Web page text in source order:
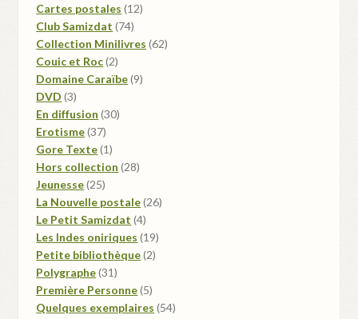
produit
Cartes postales 1212
Club Samizdat 7474
produits
Collection Minilivres 6262
Couic et Roc 22
produits
Domaine Caraïbe 99
DVD 33
produits
En diffusion 3030
Erotisme 3737
produits
Gore Texte 11
produit
Hors collection 2828
Jeunesse 2525
produits
La Nouvelle postale 2626
Le Petit Samizdat 44
produits
Les Indes oniriques 1919
Petite bibliothèque 22
Polygraphe 3131
produits
Première Personne 55
produits
Quelques exemplaires 5454